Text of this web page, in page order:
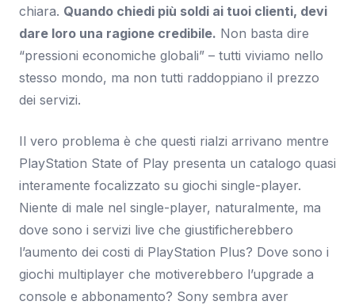
chiara. Quando chiedi più soldi ai tuoi clienti, devi
dare loro una ragione credibile. Non basta dire
“pressioni economiche globali” – tutti viviamo nello
stesso mondo, ma non tutti raddoppiano il prezzo
dei servizi.
Il vero problema è che questi rialzi arrivano mentre
PlayStation State of Play presenta un catalogo quasi
interamente focalizzato su giochi single-player.
Niente di male nel single-player, naturalmente, ma
dove sono i servizi live che giustificherebbero
l’aumento dei costi di PlayStation Plus? Dove sono i
giochi multiplayer che motiverebbero l’upgrade a
console e abbonamento? Sony sembra aver